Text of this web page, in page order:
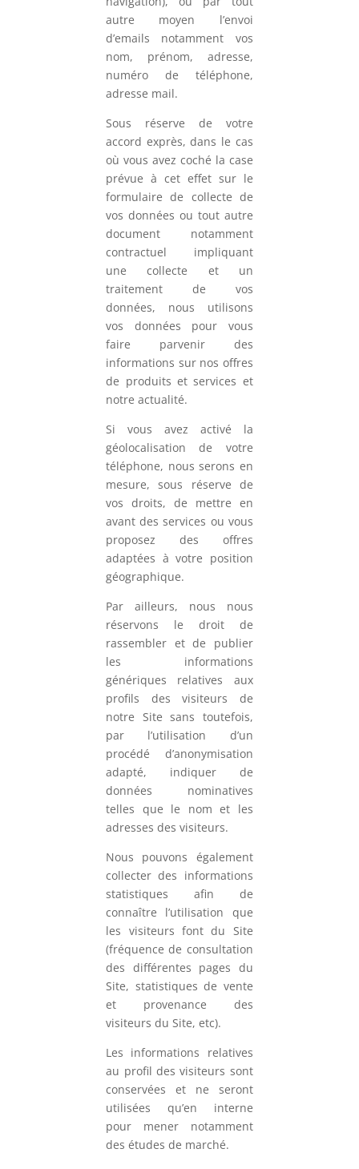
autre moyen l’envoi
d’emails notamment vos
nom, prénom, adresse,
numéro de téléphone,
adresse mail.
Sous réserve de votre
accord exprès, dans le cas
où vous avez coché la case
prévue à cet effet sur le
formulaire de collecte de
vos données ou tout autre
document notamment
contractuel impliquant
une collecte et un
traitement de vos
données, nous utilisons
vos données pour vous
faire parvenir des
informations sur nos offres
de produits et services et
notre actualité.
Si vous avez activé la
géolocalisation de votre
téléphone, nous serons en
mesure, sous réserve de
vos droits, de mettre en
avant des services ou vous
proposez des offres
adaptées à votre position
géographique.
Par ailleurs, nous nous
réservons le droit de
rassembler et de publier
les informations
génériques relatives aux
profils des visiteurs de
notre Site sans toutefois,
par l’utilisation d’un
procédé d’anonymisation
adapté, indiquer de
données nominatives
telles que le nom et les
adresses des visiteurs.
Nous pouvons également
collecter des informations
statistiques afin de
connaître l’utilisation que
les visiteurs font du Site
(fréquence de consultation
des différentes pages du
Site, statistiques de vente
et provenance des
visiteurs du Site, etc).
Les informations relatives
au profil des visiteurs sont
conservées et ne seront
utilisées qu’en interne
pour mener notamment
des études de marché.